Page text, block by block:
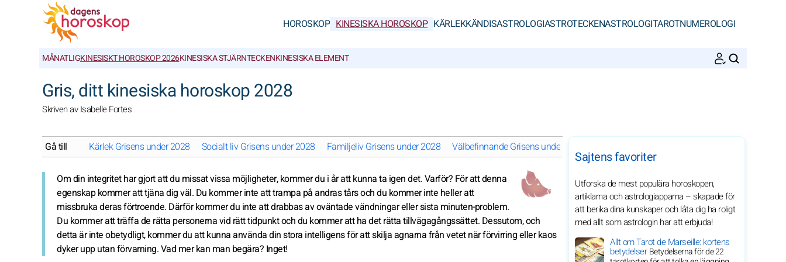
HOROSKOP KINESISKA HOROSKOP KÄRLEKKÄNDISASTROLOGIASTROTECKENASTROLOGITAROTNUMEROLOGI
MÅNATLIGKINESISKT HOROSKOP 2026KINESISKA STJÄRNTECKENKINESISKA ELEMENT
Gris, ditt kinesiska horoskop 2028
Skriven av Isabelle Fortes
Gå till Kärlek Grisens under 2028 Socialt liv Grisens under 2028 Familjeliv Grisens under 2028 Välbefinnande Grisens under 2028
Om din integritet har gjort att du missat vissa möjligheter, kommer du i år att kunna ta igen det. Varför? För att denna
egenskap kommer att tjäna dig väl. Du kommer inte att trampa på andras tårs och du kommer inte heller att
missbruka deras förtroende. Därför kommer du inte att drabbas av oväntade vändningar eller sista minuten-problem.
Du kommer att träffa de rätta personerna vid rätt tidpunkt och du kommer att ha det rätta tillvägagångssättet. Dessutom, och
detta är inte obetydligt, kommer du att kunna använda din stora intelligens för att skilja agnarna från vetet när förvirring eller kaos
dyker upp utan förvarning. Vad mer kan man begära? Inget!
Sajtens favoriter
Utforska de mest populära horoskopen,
artiklarna och astrologiapparna – skapade för
att berika dina kunskaper och låta dig ha roligt
med allt som astrologin har att erbjuda!
Allt om Tarot de Marseille: kortens
betydelserBetydelserna för de 22